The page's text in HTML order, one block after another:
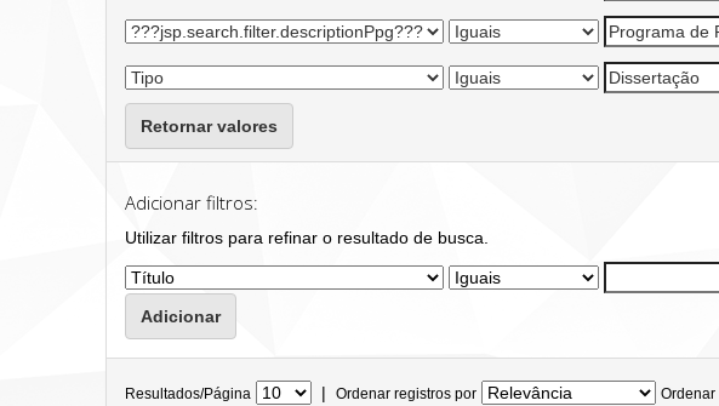
Retornar valores
Adicionar filtros:
Utilizar filtros para refinar o resultado de busca.
Resultados/Página | Ordenar registros por Ordenar